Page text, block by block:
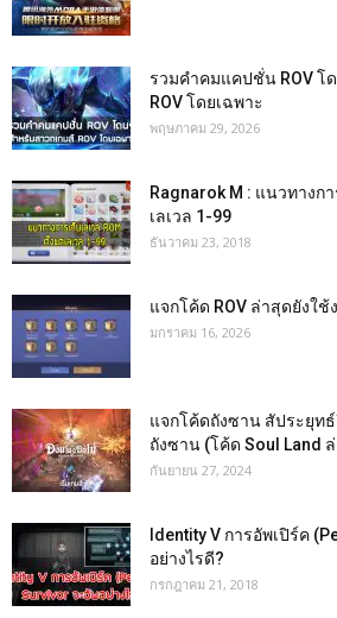
รวมคำคมแคปชั่น ROV โ
ROV โดยเฉพาะ
พฤษภาคม 29, 2026
Ragnarok M : แนวทางกา
เลเวล 1-99
ธันวาคม 23, 2018
แจกโค้ด ROV ล่าสุดยังใ
มกราคม 16, 2026
แจกโค้ดถังซาน สัประยุท
ถังซาน (โค้ด Soul Land
กันยายน 27, 2024
Identity V การอัพเปิร์ค
อย่างไรดี?
กรกฎาคม 21, 2018